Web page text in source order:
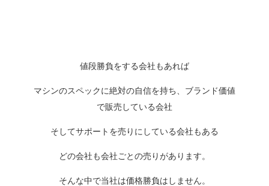
値段勝負をする会社もあれば
マシンのスペックに絶対の自信を持ち、ブランド価値
で販売している会社
そしてサポートを売りにしている会社もある
どの会社も会社ごとの売りがあります。
そんな中で当社は価格勝負はしません。